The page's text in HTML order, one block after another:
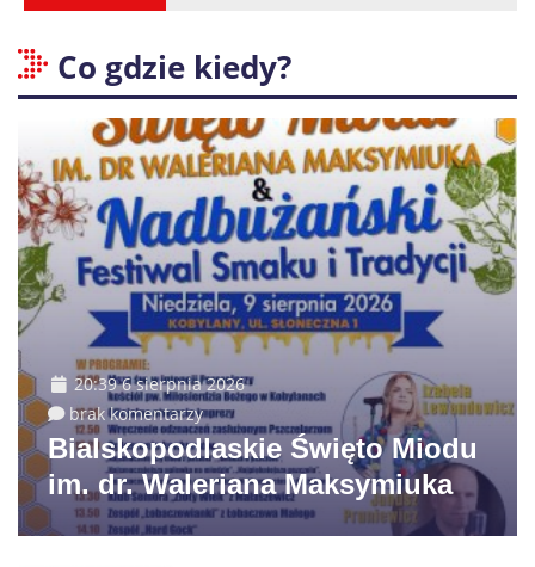
Co gdzie kiedy?
20:39 6 sierpnia 2026
brak komentarzy
Bialskopodlaskie Święto Miodu
im. dr. Waleriana Maksymiuka